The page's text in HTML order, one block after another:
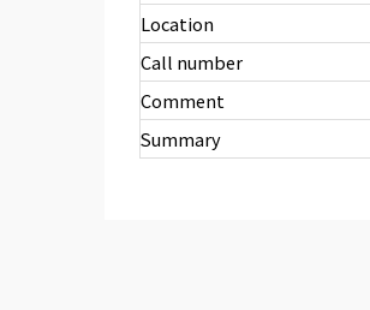
Location
Call number
Comment
Summary